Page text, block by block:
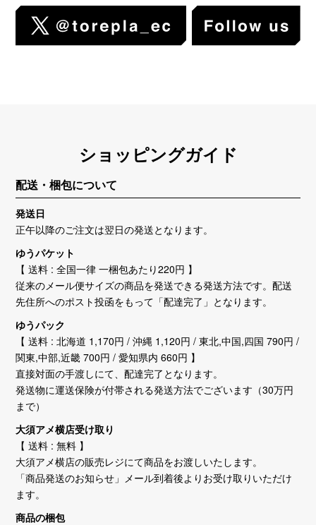
ショッピングガイド
配送・梱包について
発送日
正午以降のご注文は翌日の発送となります。
ゆうパケット
【 送料 : 全国一律 一梱包あたり220円 】
従来のメール便サイズの商品を発送できる発送方法です。配送
先住所へのポスト投函をもって「配達完了」となります。
ゆうパック
【 送料 : 北海道 1,170円 / 沖縄 1,120円 / 東北,中国,四国 790円 /
関東,中部,近畿 700円 / 愛知県内 660円 】
直接対面の手渡しにて、配達完了となります。
発送物に運送保険が付帯される発送方法でございます（30万円
まで）
大須アメ横店受け取り
【 送料 : 無料 】
大須アメ横店の販売レジにて商品をお渡しいたします。
「商品発送のお知らせ」メール到着後よりお受け取りいただけ
ます。
商品の梱包